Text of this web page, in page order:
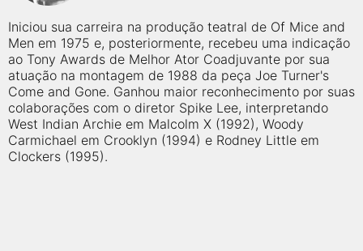
Iniciou sua carreira na produção teatral de Of Mice and
Men em 1975 e, posteriormente, recebeu uma indicação
ao Tony Awards de Melhor Ator Coadjuvante por sua
atuação na montagem de 1988 da peça Joe Turner's
Come and Gone. Ganhou maior reconhecimento por suas
colaborações com o diretor Spike Lee, interpretando
West Indian Archie em Malcolm X (1992), Woody
Carmichael em Crooklyn (1994) e Rodney Little em
Clockers (1995).
NOTÍCIAS
PÁGINA INICIAL
FilmesNoCinema.com.bré o maior localizador de filmes e
sessões de cinema no Brasil. Através dele, você pode
encontrar os filmes no cinema mais próximos a você ou a
qualquer cidade em território brasileiro. Você pode também
acessar informações sobre cinemas, horários, assistir aos